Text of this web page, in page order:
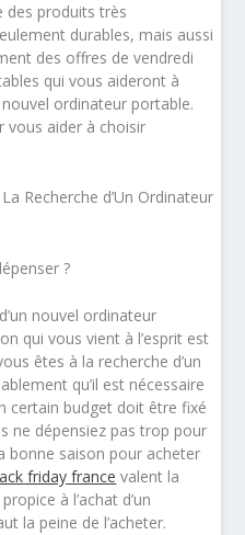
des produits très
durables, mais aussi
des offres de vendredi
qui vous aideront à
ordinateur portable.
vous aider à choisir
Recherche d’Un Ordinateur
?
nouvel ordinateur
qui vous vient à l’esprit est
êtes à la recherche d’un
qu’il est nécessaire
certain budget doit être fixé
ne dépensiez pas trop pour
bonne saison pour acheter
friday france valent la
à l’achat d’un
la peine de l’acheter.